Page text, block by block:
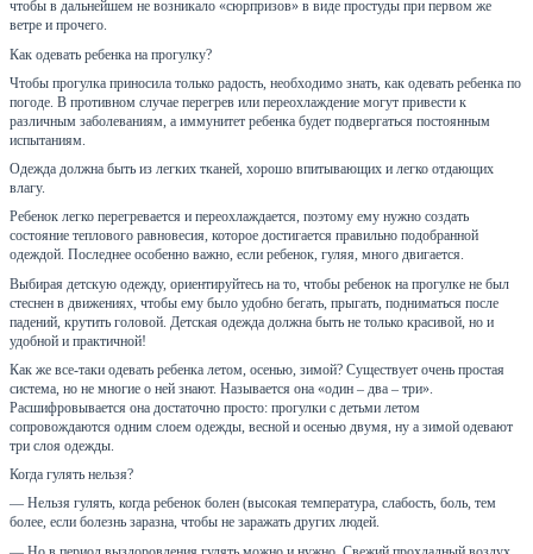
чтобы в дальнейшем не возникало «сюрпризов» в виде простуды при первом же
ветре и прочего.
Как одевать ребенка на прогулку?
Чтобы прогулка приносила только радость, необходимо знать, как одевать ребенка по
погоде. В противном случае перегрев или переохлаждение могут привести к
различным заболеваниям, а иммунитет ребенка будет подвергаться постоянным
испытаниям.
Одежда должна быть из легких тканей, хорошо впитывающих и легко отдающих
влагу.
Ребенок легко перегревается и переохлаждается, поэтому ему нужно создать
состояние теплового равновесия, которое достигается правильно подобранной
одеждой. Последнее особенно важно, если ребенок, гуляя, много двигается.
Выбирая детскую одежду, ориентируйтесь на то, чтобы ребенок на прогулке не был
стеснен в движениях, чтобы ему было удобно бегать, прыгать, подниматься после
падений, крутить головой. Детская одежда должна быть не только красивой, но и
удобной и практичной!
Как же все-таки одевать ребенка летом, осенью, зимой? Существует очень простая
система, но не многие о ней знают. Называется она «один – два – три».
Расшифровывается она достаточно просто: прогулки с детьми летом
сопровождаются одним слоем одежды, весной и осенью двумя, ну а зимой одевают
три слоя одежды.
Когда гулять нельзя?
— Нельзя гулять, когда ребенок болен (высокая температура, слабость, боль, тем
более, если болезнь заразна, чтобы не заражать других людей.